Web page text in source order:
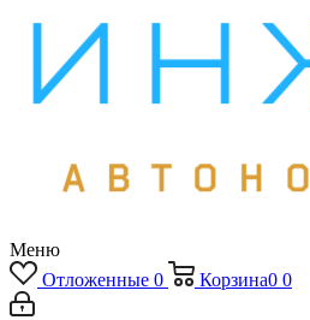
Меню
Отложенные 0 Корзина0 0